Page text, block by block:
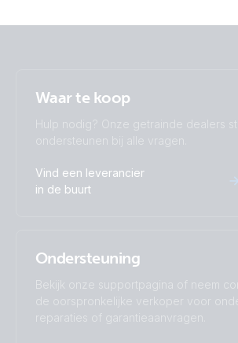
Waar te koop
Hulp nodig? Onze getrainde dealers
ondersteunen bij alle vragen.
Vind een leverancier
in de buurt
Ondersteuning
Bekijk onze supportpagina of neem
de oorspronkelijke verkoper voor
reparaties of garantieaanvragen.